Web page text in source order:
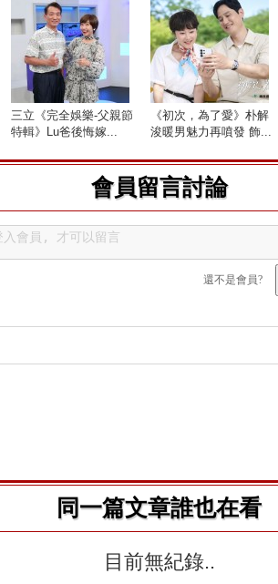
三立《完全娛樂-父親節
特輯》Lu爸後悔嫁...
《初次，為了愛》朴解
浚暖男魅力再噴發 飾...
會員留言討論
還不是會員?
同一篇文章誰也在看
目前無紀錄..